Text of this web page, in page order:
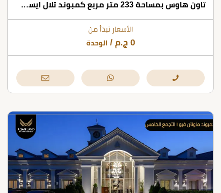
تاون هاوس بمساحة 233 متر مربع كمبوند تلال ايست التجمع الخامس
الأسعار تبدأ من
0 ج.م / الوحدة